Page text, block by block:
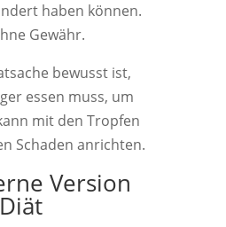
haben können.
Gewähr.
bewusst ist,
essen muss, um
mit den Tropfen
Schaden anrichten.
Version